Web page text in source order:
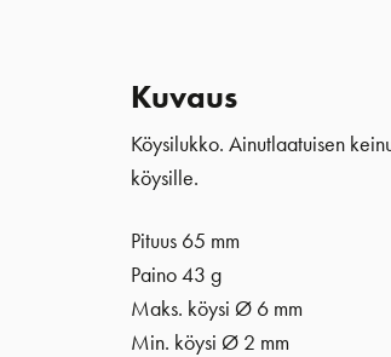
Kuvaus
Köysilukko. Ainutlaatuisen
köysille.
Pituus 65 mm
Paino 43 g
Maks. köysi Ø 6 mm
Min. köysi Ø 2 mm